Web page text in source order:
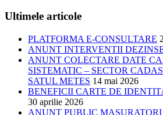
Ultimele articole
PLATFORMA E-CONSULTARE
ANUNT INTERVENTII
ANUNT COLECTARE DATE
SISTEMATIC – SECTOR
SATUL METES 14 mai 2026
BENEFICII CARTE DE
30 aprilie 2026
ANUNT PUBLIC